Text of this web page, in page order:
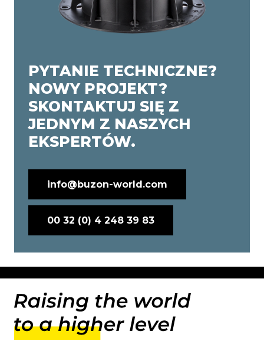
PYTANIE TECHNICZNE?
NOWY PROJEKT?
SKONTAKTUJ SIĘ Z
JEDNYM Z NASZYCH
EKSPERTÓW.
info@buzon-world.com
00 32 (0) 4 248 39 83